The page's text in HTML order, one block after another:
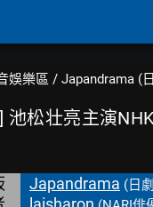
娛樂區 / Japandrama (
池松壮亮主演
Japandrama (日